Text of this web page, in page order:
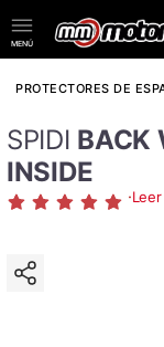
MENÚ
PROTECTORES DE
SPIDI BACK
INSIDE
·